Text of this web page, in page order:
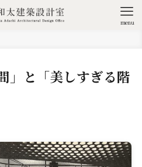
menu
」と「美しすぎる階